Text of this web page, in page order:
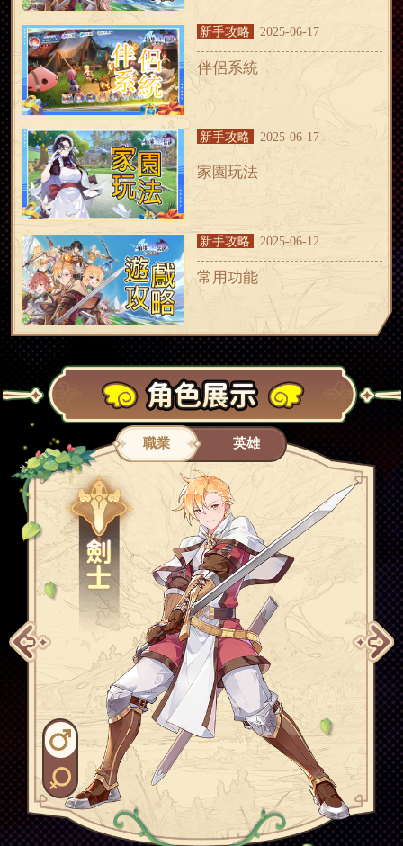
新手攻略 2025-06-17
伴侶系統
新手攻略 2025-06-17
家園玩法
新手攻略 2025-06-12
常用功能
新手攻略 2025-06-12
初期資源獲取
職業 英雄